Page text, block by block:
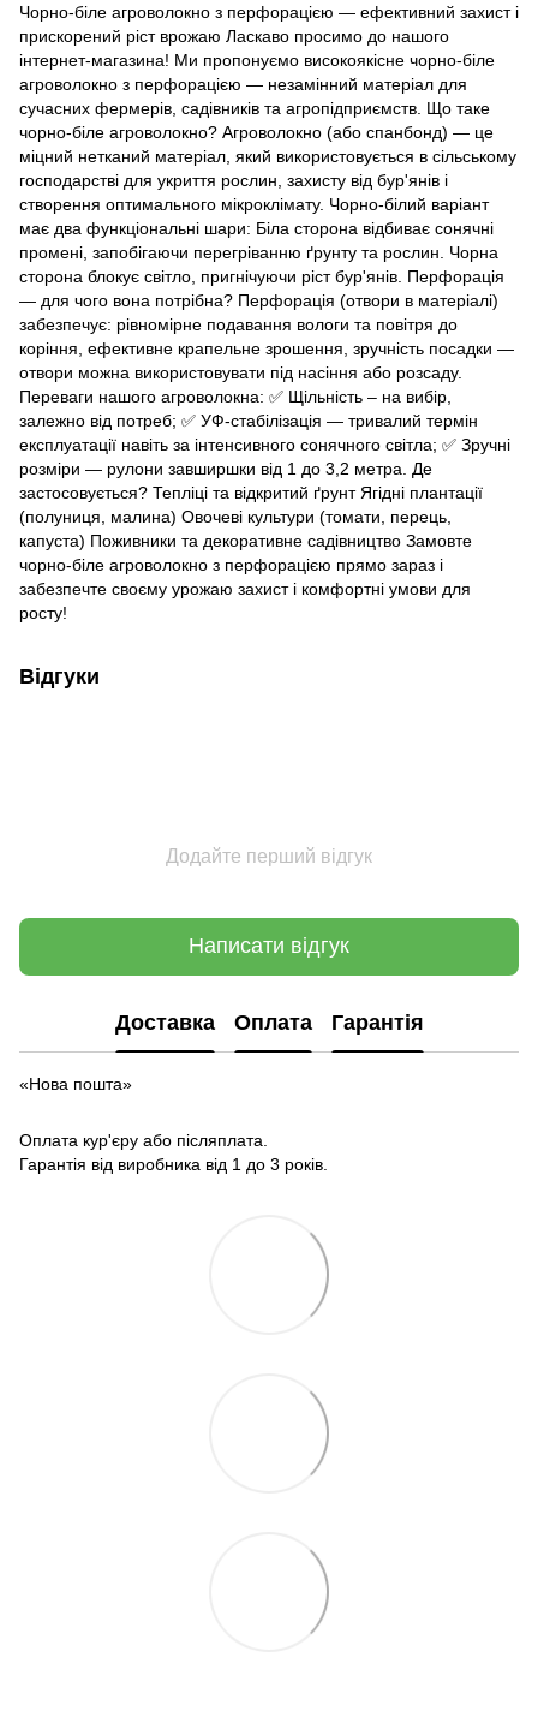
Чорно-біле агроволокно з перфорацією — ефективний захист і
прискорений ріст врожаю Ласкаво просимо до нашого
інтернет-магазина! Ми пропонуємо високоякісне чорно-біле
агроволокно з перфорацією — незамінний матеріал для
сучасних фермерів, садівників та агропідприємств. Що таке
чорно-біле агроволокно? Агроволокно (або спанбонд) — це
міцний нетканий матеріал, який використовується в сільському
господарстві для укриття рослин, захисту від бур'янів і
створення оптимального мікроклімату. Чорно-білий варіант
має два функціональні шари: Біла сторона відбиває сонячні
промені, запобігаючи перегріванню ґрунту та рослин. Чорна
сторона блокує світло, пригнічуючи ріст бур'янів. Перфорація
— для чого вона потрібна? Перфорація (отвори в матеріалі)
забезпечує: рівномірне подавання вологи та повітря до
коріння, ефективне крапельне зрошення, зручність посадки —
отвори можна використовувати під насіння або розсаду.
Переваги нашого агроволокна: ✅ Щільність – на вибір,
залежно від потреб; ✅ УФ-стабілізація — тривалий термін
експлуатації навіть за інтенсивного сонячного світла; ✅ Зручні
розміри — рулони завширшки від 1 до 3,2 метра. Де
застосовується? Тепліці та відкритий ґрунт Ягідні плантації
(полуниця, малина) Овочеві культури (томати, перець,
капуста) Поживники та декоративне садівництво Замовте
чорно-біле агроволокно з перфорацією прямо зараз і
забезпечте своєму урожаю захист і комфортні умови для
росту!
Відгуки
Додайте перший відгук
Написати відгук
Доставка Оплата Гарантія
«Нова пошта»
Оплата кур'єру або післяплата.
Гарантія від виробника від 1 до 3 років.